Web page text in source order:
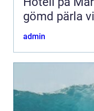
gömd pärla
admin